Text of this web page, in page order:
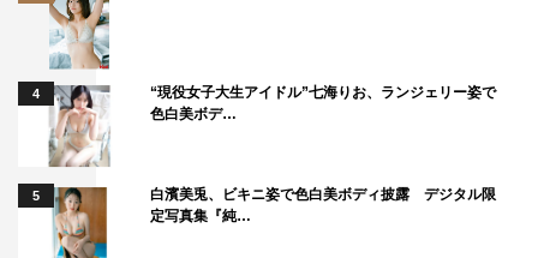
4
“現役女子大生アイドル”七海りお、ランジェリー姿で
色白美ボデ…
5
白濱美兎、ビキニ姿で色白美ボディ披露 デジタル限
定写真集『純…